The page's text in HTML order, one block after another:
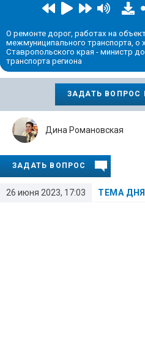
О ремонте дорог, работах на
межмуниципального транспорта, о
Ставропольского края - министр
транспорта региона
ЗАДАТЬ
26 июня 2023, 17:03 ТЕМА
Дина Романовская
ЗАДАТЬ ВОПРОС